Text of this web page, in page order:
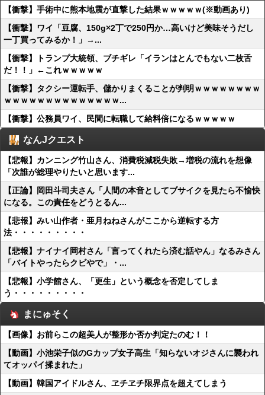
【衝撃】手術中に熊本地震が直撃した結果ｗｗｗｗｗ(※動画あり)
【衝撃】ワイ「豆腐、150g×2丁で250円か…高いけど美味そうだし
一丁買ってみるか！」→...
【衝撃】トランプ大統領、ブチギレ「イランはとんでもない二枚舌
だ！！」←これｗｗｗｗｗ
【衝撃】タクシー運転手、儲かりまくることが判明ｗｗｗｗｗｗｗｗ
ｗｗｗｗｗｗｗｗｗｗｗｗｗｗ...
【衝撃】公務員ワイ、民間に転職して給料倍になるｗｗｗｗｗ
なんJクエスト
【悲報】カンニング竹山さん、消費税減税失敗→増税の流れを想像
「次誰が総理やりたいと思います...
【正論】岡田斗司夫さん「人間の本音としてブサイクを見たら不愉快
になる。この責任をどうとるん...
【悲報】みい山作者・亜月ねねさんがここから逆転する方
法・・・・・・・・・
【悲報】ナイナイ岡村さん「言ってくれたら済む話やん」なるみさん
「バイトやったらクビやで」・...
【悲報】小学館さん、「更生」という概念を否定してしま
う・・・・・・・・・
まにゅそく
【画像】お前らこの超美人が整形か否か判定たのむ！！
【動画】小池栄子似のGカップ女子高生「知らないオジさんに襲われ
てオッパイ揉まれた」
【動画】韓国アイドルさん、ヱチヱチ限界点を超えてしまう